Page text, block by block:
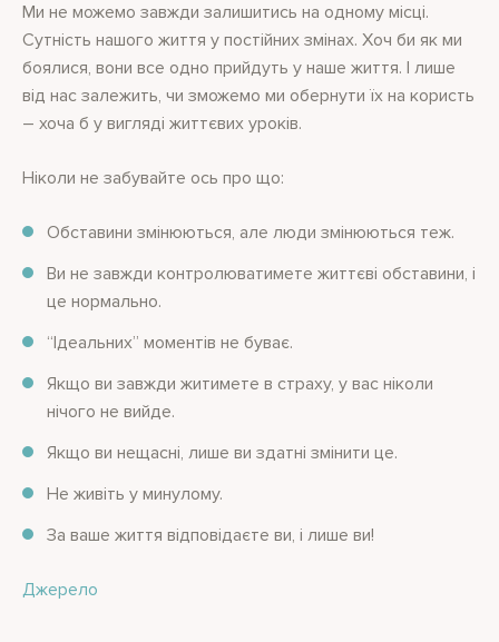
Ми не можемо завжди залишитись на одному місці.
Сутність нашого життя у постійних змінах. Хоч би як ми
боялися, вони все одно прийдуть у наше життя. І лише
від нас залежить, чи зможемо ми обернути їх на користь
– хоча б у вигляді життєвих уроків.
Ніколи не забувайте ось про що:
Обставини змінюються, але люди змінюються теж.
Ви не завжди контролюватимете життєві обставини, і
це нормально.
“Ідеальних” моментів не буває.
Якщо ви завжди житимете в страху, у вас ніколи
нічого не вийде.
Якщо ви нещасні, лише ви здатні змінити це.
Не живіть у минулому.
За ваше життя відповідаєте ви, і лише ви!
Джерело